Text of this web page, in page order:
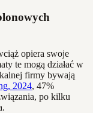
opiera swoje
te mogą działać w
firmy bywają
2024, 47%
po kilku